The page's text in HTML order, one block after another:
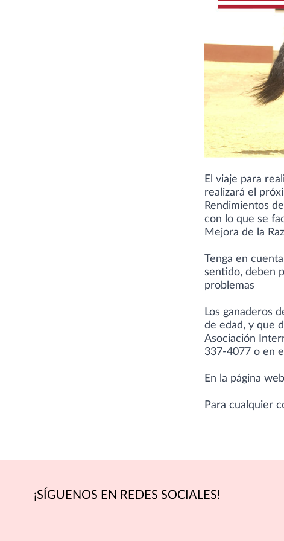
El viaje para
realizará el
Rendimientos
con lo que se
Mejora de la
Tenga en
sentido, deben
problemas
Los ganaderos
de edad, y que
Asociación
337-4077 o en
En la página
Para cualquier
¡SÍGUENOS EN REDES SOCIALES!